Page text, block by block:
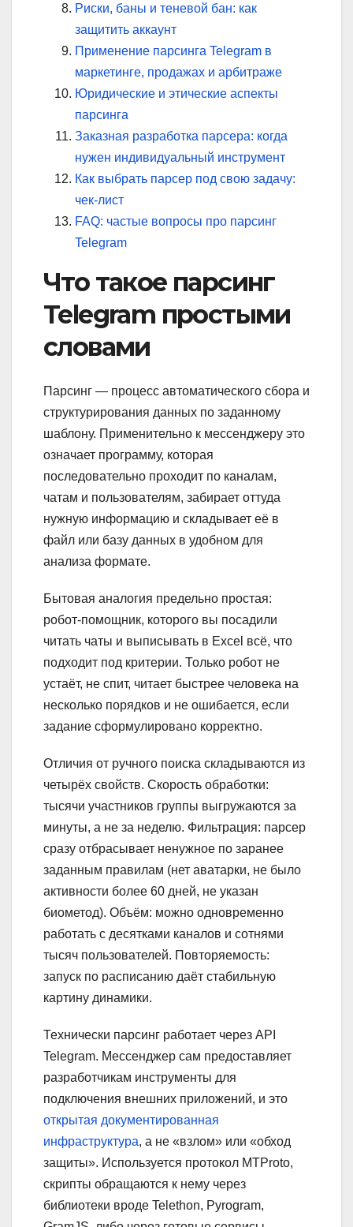
Риски, баны и теневой бан: как
защитить аккаунт
Применение парсинга Telegram в
маркетинге, продажах и арбитраже
Юридические и этические аспекты
парсинга
Заказная разработка парсера: когда
нужен индивидуальный инструмент
Как выбрать парсер под свою задачу:
чек-лист
FAQ: частые вопросы про парсинг
Telegram
Что такое парсинг
Telegram простыми
словами
Парсинг — процесс автоматического сбора и
структурирования данных по заданному
шаблону. Применительно к мессенджеру это
означает программу, которая
последовательно проходит по каналам,
чатам и пользователям, забирает оттуда
нужную информацию и складывает её в
файл или базу данных в удобном для
анализа формате.
Бытовая аналогия предельно простая:
робот-помощник, которого вы посадили
читать чаты и выписывать в Excel всё, что
подходит под критерии. Только робот не
устаёт, не спит, читает быстрее человека на
несколько порядков и не ошибается, если
задание сформулировано корректно.
Отличия от ручного поиска складываются из
четырёх свойств. Скорость обработки:
тысячи участников группы выгружаются за
минуты, а не за неделю. Фильтрация: парсер
сразу отбрасывает ненужное по заранее
заданным правилам (нет аватарки, не было
активности более 60 дней, не указан
биометод). Объём: можно одновременно
работать с десятками каналов и сотнями
тысяч пользователей. Повторяемость:
запуск по расписанию даёт стабильную
картину динамики.
Технически парсинг работает через API
Telegram. Мессенджер сам предоставляет
разработчикам инструменты для
подключения внешних приложений, и это
открытая документированная
инфраструктура, а не «взлом» или «обход
защиты». Используется протокол MTProto,
скрипты обращаются к нему через
библиотеки вроде Telethon, Pyrogram,